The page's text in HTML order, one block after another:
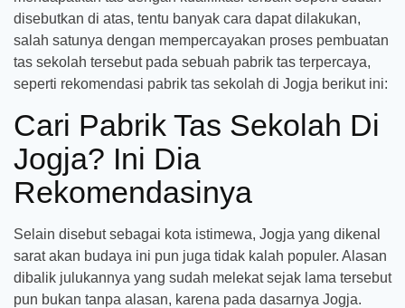
disebutkan di atas, tentu banyak cara dapat dilakukan,
salah satunya dengan mempercayakan proses pembuatan
tas sekolah tersebut pada sebuah pabrik tas terpercaya,
seperti rekomendasi pabrik tas sekolah di Jogja berikut ini:
Cari Pabrik Tas Sekolah Di
Jogja? Ini Dia
Rekomendasinya
Selain disebut sebagai kota istimewa, Jogja yang dikenal
sarat akan budaya ini pun juga tidak kalah populer. Alasan
dibalik julukannya yang sudah melekat sejak lama tersebut
pun bukan tanpa alasan, karena pada dasarnya Jogja.